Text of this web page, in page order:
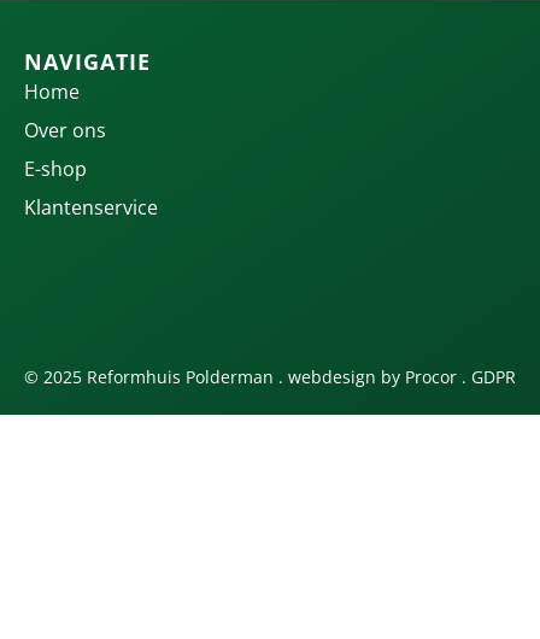
NAVIGATIE
Home
Over ons
E-shop
Klantenservice
© 2025 Reformhuis Polderman . webdesign by Procor . GDPR